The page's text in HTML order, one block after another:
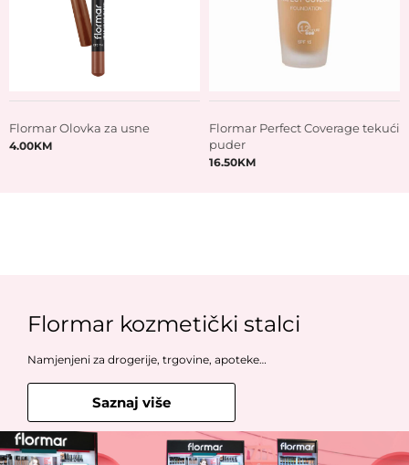
Flormar Olovka za usne
4.00KM
Flormar Perfect Coverage tekući
puder
16.50KM
Flormar kozmetički stalci
Namjenjeni za drogerije, trgovine, apoteke…
Saznaj više